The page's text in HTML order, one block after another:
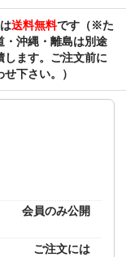
送料無料です（※た
・沖縄・離島は別途
します。ご注文前に
下さい。）
会員のみ公開
ご注文には